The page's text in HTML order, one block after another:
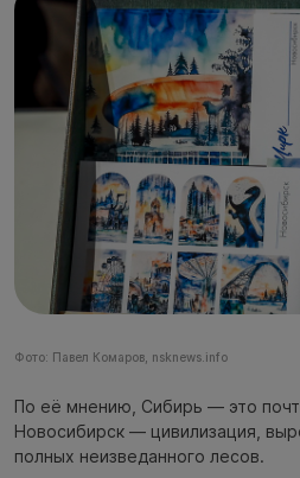
Фото: Павел Комаров, nsknews.info
По её мнению, Сибирь — это
Новосибирск — цивилизация,
полных неизведанного лесов.